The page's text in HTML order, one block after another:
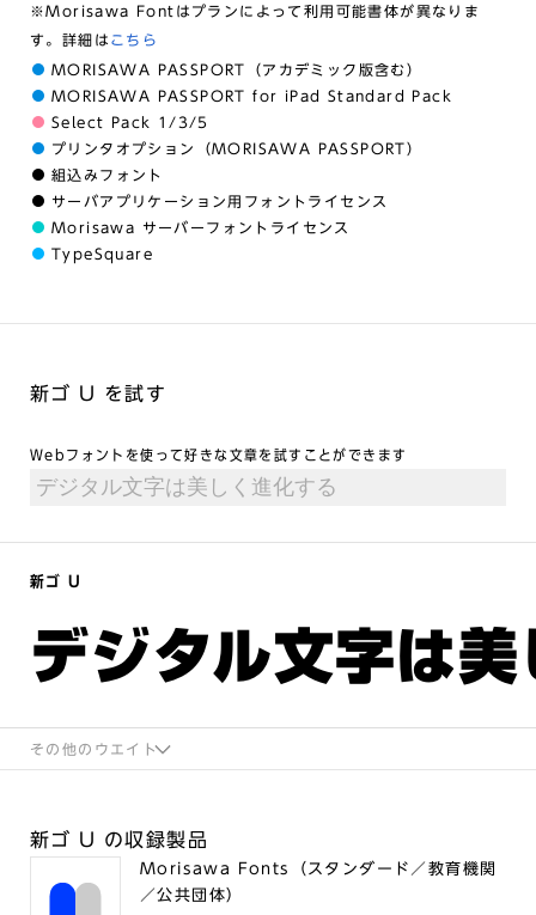
※Morisawa Fontはプランによって利用可能書体が異なりま
す。詳細は こちら
MORISAWA PASSPORT（アカデミック版含む）
MORISAWA PASSPORT for iPad Standard Pack
Select Pack 1/3/5
プリンタオプション（MORISAWA PASSPORT）
組込みフォント
サーバアプリケーション用フォントライセンス
Morisawa サーバーフォントライセンス
TypeSquare
新ゴ U を試す
Webフォントを使って好きな文章を試すことができます
新ゴ U
デジタル文字は
その他のウエイト
新ゴ U の収録製品
Morisawa Fonts（スタンダード／教育機関
／公共団体）